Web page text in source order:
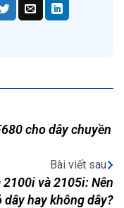
cho dây chuyền
Bài viết sau
và 2105i: Nên
dây hay không dây?